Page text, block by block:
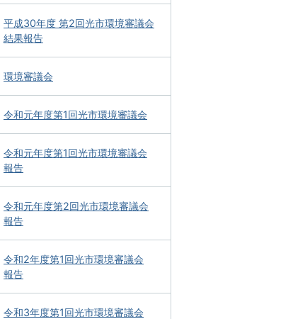
平成30年度 第2回光市環境審議会
結果報告
環境審議会
令和元年度第1回光市環境審議会
令和元年度第1回光市環境審議会
報告
令和元年度第2回光市環境審議会
報告
令和2年度第1回光市環境審議会
報告
令和3年度第1回光市環境審議会